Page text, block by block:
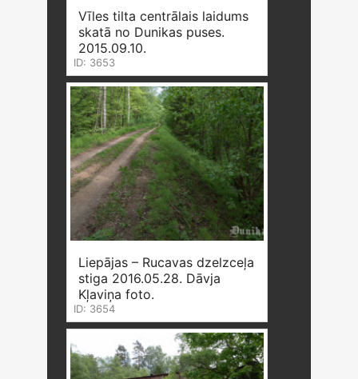
Vīles tilta centrālais laidums
skatā no Dunikas puses.
2015.09.10.
ID: 3653
Liepājas – Rucavas dzelzceļa
stiga 2016.05.28. Dāvja
Kļaviņa foto.
ID: 3654